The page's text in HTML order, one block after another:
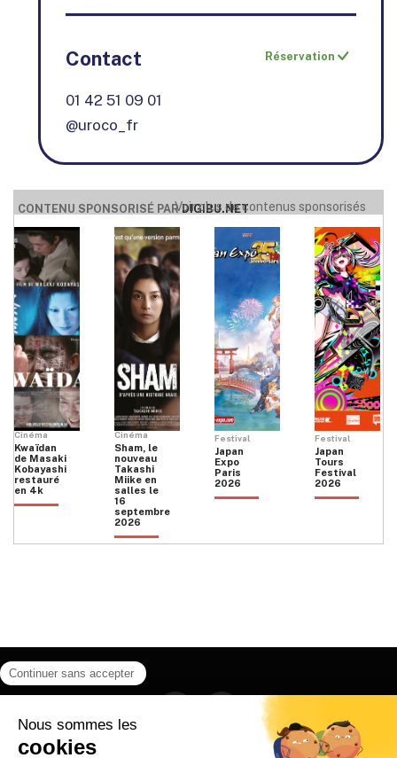
Contact Réservation
01 42 51 09 01
@uroco_fr
CONTENU SPONSORISÉ PARDIGIBU.NET
Voir plus de contenus sponsorisés
Cinéma
Kwaïdan
de Masaki
Kobayashi
restauré
en 4k
Cinéma
Sham, le
nouveau
Takashi
Miike en
salles le
16
septembre
2026
Festival
Japan
Expo
Paris
2026
Festival
Japan
Tours
Festival
2026
Instagram